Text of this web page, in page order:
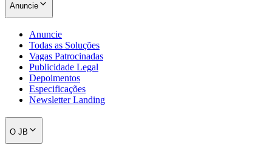
Anuncie
Anuncie
Todas as Soluções
Vagas Patrocinadas
Publicidade Legal
Depoimentos
Especificações
Newsletter Landing
O JB